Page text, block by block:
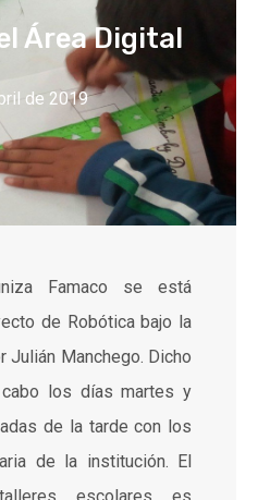
Área Digital
de 2019
Famaco se está
de Robótica bajo la
Manchego. Dicho
los días martes y
de la tarde con los
de la institución. El